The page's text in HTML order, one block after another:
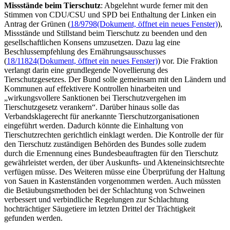
Missstände beim Tierschutz: Abgelehnt wurde ferner mit den
Stimmen von CDU/CSU und SPD bei Enthaltung der Linken ein
Antrag der Grünen (18/9798(Dokument, öffnet ein neues Fenster)),
Missstände und Stillstand beim Tierschutz zu beenden und den
gesellschaftlichen Konsens umzusetzen. Dazu lag eine
Beschlussempfehlung des Ernährungsausschusses
(18/11824(Dokument, öffnet ein neues Fenster)) vor. Die Fraktion
verlangt darin eine grundlegende Novellierung des
Tierschutzgesetzes. Der Bund solle gemeinsam mit den Ländern und
Kommunen auf effektivere Kontrollen hinarbeiten und
„wirkungsvollere Sanktionen bei Tierschutzvergehen im
Tierschutzgesetz verankern“. Darüber hinaus solle das
Verbandsklagerecht für anerkannte Tierschutzorganisationen
eingeführt werden. Dadurch könnte die Einhaltung von
Tierschutzrechten gerichtlich einklagt werden. Die Kontrolle der für
den Tierschutz zuständigen Behörden des Bundes solle zudem
durch die Ernennung eines Bundesbeauftragten für den Tierschutz
gewährleistet werden, der über Auskunfts- und Akteneinsichtsrechte
verfügen müsse. Des Weiteren müsse eine Überprüfung der Haltung
von Sauen in Kastenständen vorgenommen werden. Auch müssten
die Betäubungsmethoden bei der Schlachtung von Schweinen
verbessert und verbindliche Regelungen zur Schlachtung
hochträchtiger Säugetiere im letzten Drittel der Trächtigkeit
gefunden werden.